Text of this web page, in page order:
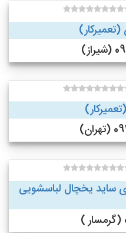
ساید یخچال لباسشویی